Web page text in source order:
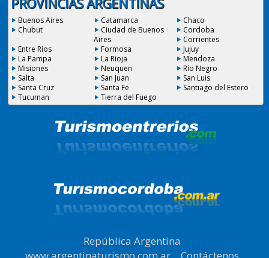
PROVINCIAS ARGENTINAS
Buenos Aires Catamarca
Chaco
Chubut
Ciudad de Buenos
Aires
Cordoba
Corrientes
Entre Ríos
Formosa
Jujuy
La Pampa
La Rioja
Mendoza
Misiones
Neuquen
Río Negro
Salta
San Juan
San Luis
Santa Cruz
Santa Fe
Santiago del Estero
Tucuman
Tierra del Fuego
República Argentina